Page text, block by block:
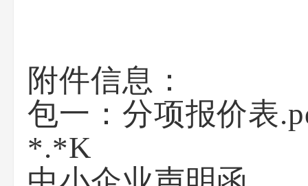
附件信息：
包一：分项报价表
*.*K